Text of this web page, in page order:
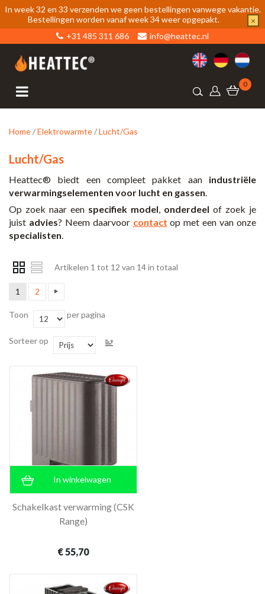
In week 32 en 33 verzenden we geen bestellingen vanwege vakantie.
Bestellingen worden vanaf week 34 weer opgepakt.
×
+31 485 311 686
info@heattec.nl
0
Home/Elektrowarmte/Lucht/Gas
Lucht/Gas
Heattec® biedt een compleet pakket aan industriële
verwarmingselementen voor lucht en gassen.
Op zoek naar een specifiek model, onderdeel of zoek je
juist advies? Neem daarvoor contact op met een van onze
specialisten.
Artikelen 1 tot 12 van 14 in totaal
1 2
Toon per pagina
Sorteer op
In winkelwagen
Schakelkast verwarming (CSK
Range)
€ 55,70